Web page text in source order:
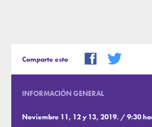
Comparte esto
INFORMACIÓN GENERAL
Noviembre 11, 12 y 13, 2019. / 9:30